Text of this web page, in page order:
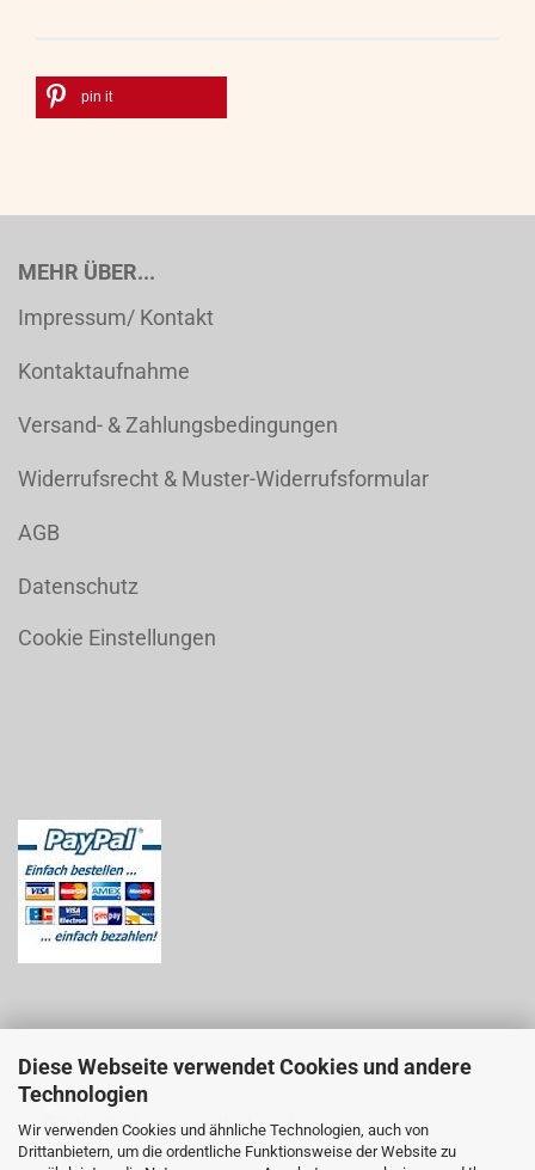
Diese Webseite verwendet Cookies und andere
Technologien
Wir verwenden Cookies und ähnliche Technologien, auch von
Drittanbietern, um die ordentliche Funktionsweise der Website zu
pin it
MEHR ÜBER...
Impressum/ Kontakt
Kontaktaufnahme
Versand- & Zahlungsbedingungen
Widerrufsrecht & Muster-Widerrufsformular
AGB
Datenschutz
Cookie Einstellungen